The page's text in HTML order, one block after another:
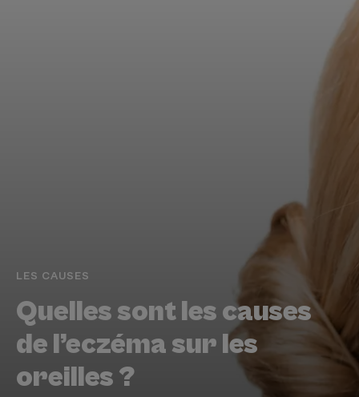
LES CAUSES
Quelles sont les causes
de l’eczéma sur les
oreilles ?